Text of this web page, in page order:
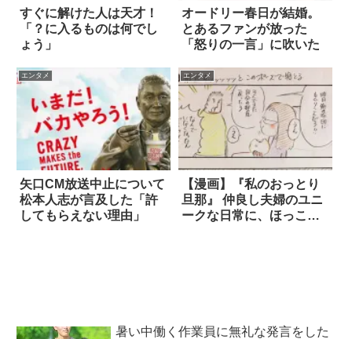
すぐに解けた人は天才！
「？に入るものは何でし
ょう」
オードリー春日が結婚。
とあるファンが放った
「怒りの一言」に吹いた
エンタメ
矢口CM放送中止について
松本人志が言及した「許
してもらえない理由」
エンタメ
【漫画】『私のおっとり
旦那』 仲良し夫婦のユニ
ークな日常に、ほっこり
暑い中働く作業員に無礼な発言をした